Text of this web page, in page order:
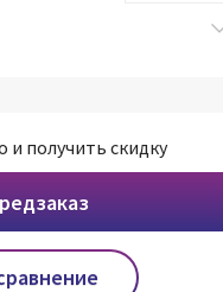
и получить скидку